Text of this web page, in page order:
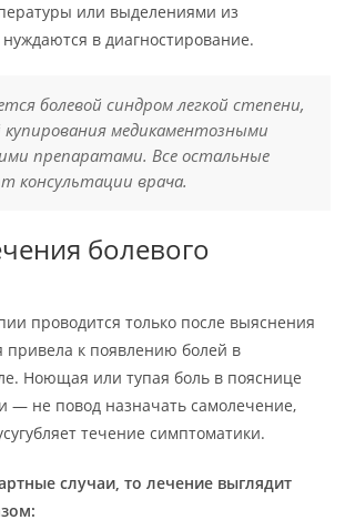
или выделениями из
в диагностирование.
болевой синдром легкой степени,
медикаментозными
препаратами. Все остальные
консультации врача.
болевого
проводится только после выяснения
привела к появлению болей в
Ноющая или тупая боль в пояснице
— не повод назначать самолечение,
течение симптоматики.
случаи, то лечение выглядит